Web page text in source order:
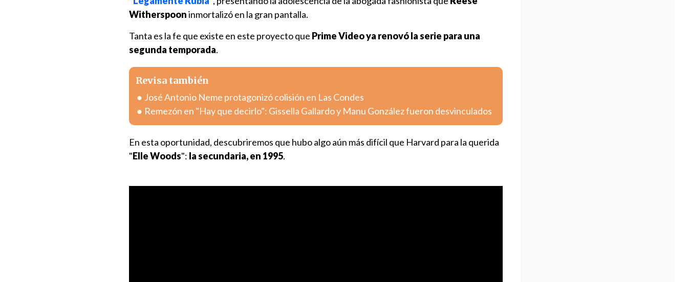
Witherspooninmortalizó en la gran pantalla.
Tanta es la fe que existe en este proyecto que Prime Video ya renovó la serie para una
segunda temporada.
Revisa también
José Antonio Neme protagonizó colisión en Las Condes
Remezón en "Hay que decirlo": Gissella Gallardo y Manu González fueron desvinculados
En esta oportunidad, descubriremos que hubo algo aún más difícil que Harvard para la querida
"Elle Woods": la secundaria, en 1995.